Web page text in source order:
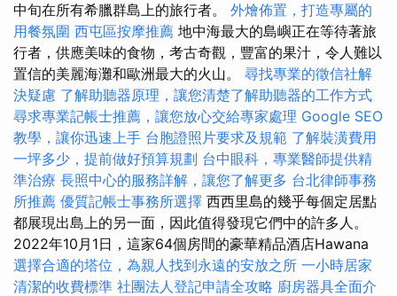
中旬在所有希臘群島上的旅行者。 外燴佈置，打造專屬的
用餐氛圍 西屯區按摩推薦 地中海最大的島嶼正在等待著旅
行者，供應美味的食物，考古奇觀，豐富的果汁，令人難以
置信的美麗海灘和歐洲最大的火山。 尋找專業的徵信社解
決疑慮 了解助聽器原理，讓您清楚了解助聽器的工作方式
尋求專業記帳士推薦，讓您放心交給專家處理 Google SEO
教學，讓你迅速上手 台胞證照片要求及規範 了解裝潢費用
一坪多少，提前做好預算規劃 台中眼科，專業醫師提供精
準治療 長照中心的服務詳解，讓您了解更多 台北律師事務
所推薦 優質記帳士事務所選擇 西西里島的幾乎每個定居點
都展現出島上的另一面，因此值得發現它們中的許多人。
2022年10月1日，這家64個房間的豪華精品酒店Hawana
選擇合適的塔位，為親人找到永遠的安放之所 一小時居家
清潔的收費標準 社團法人登記申請全攻略 廚房器具全面介